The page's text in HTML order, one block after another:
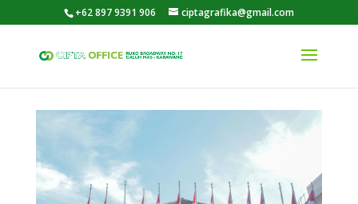
+62 897 9391 906 ciptagrafika@gmail.com